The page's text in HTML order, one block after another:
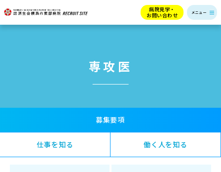
病院見学・
お問い合わせ
専攻医
仕事を知る 働く人を知る
募集要項